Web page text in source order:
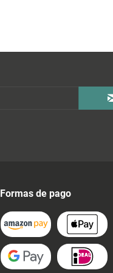
Formas de pago